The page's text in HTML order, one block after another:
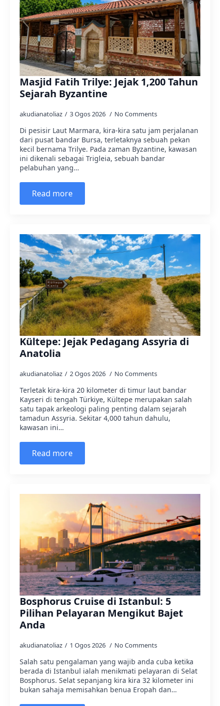
Masjid Fatih Trilye: Jejak 1,200 Tahun
Sejarah Byzantine
akudianatoliaz 3 Ogos 2026 No Comments
Di pesisir Laut Marmara, kira-kira satu jam perjalanan
dari pusat bandar Bursa, terletaknya sebuah pekan
kecil bernama Trilye. Pada zaman Byzantine, kawasan
ini dikenali sebagai Trigleia, sebuah bandar
pelabuhan yang…
Read more
Kültepe: Jejak Pedagang Assyria di
Anatolia
akudianatoliaz 2 Ogos 2026 No Comments
Terletak kira-kira 20 kilometer di timur laut bandar
Kayseri di tengah Türkiye, Kültepe merupakan salah
satu tapak arkeologi paling penting dalam sejarah
tamadun Assyria. Sekitar 4,000 tahun dahulu,
kawasan ini…
Read more
Bosphorus Cruise di Istanbul: 5
Pilihan Pelayaran Mengikut Bajet
Anda
akudianatoliaz 1 Ogos 2026 No Comments
Salah satu pengalaman yang wajib anda cuba ketika
berada di Istanbul ialah menikmati pelayaran di Selat
Bosphorus. Selat sepanjang kira kira 32 kilometer ini
bukan sahaja memisahkan benua Eropah dan…